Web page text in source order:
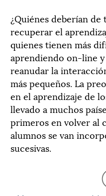
¿Quiénes deberían
recuperar el
quienes tienen más
aprendiendo on-line y
reanudar la
más pequeños. La
en el aprendizaje de
llevado a muchos
primeros en volver al
alumnos se van
sucesivas.